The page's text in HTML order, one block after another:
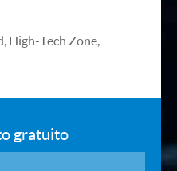
High-Tech Zone,
gratuito